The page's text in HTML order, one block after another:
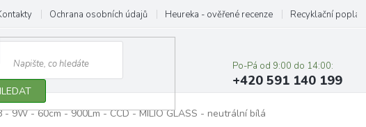
Ochrana osobních údajů Heureka - ověřené recenze Recyklační poplatky
Po-Pá od 9:00 do 14:00:
+420 591 140 199
- 9W - 60cm - 900Lm - CCD - MILIO GLASS - neutrální bílá